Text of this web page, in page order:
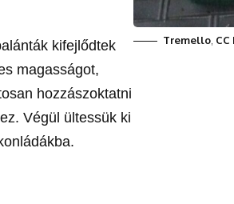
kifejlődtek
magasságot,
hozzászoktatni
Végül ültessük ki
Tremello CC